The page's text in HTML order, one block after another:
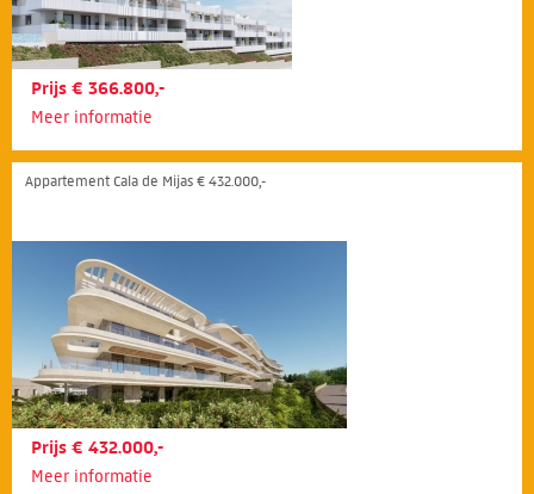
Prijs € 366.800,-
Meer informatie
Appartement Cala de Mijas € 432.000,-
Prijs € 432.000,-
Meer informatie